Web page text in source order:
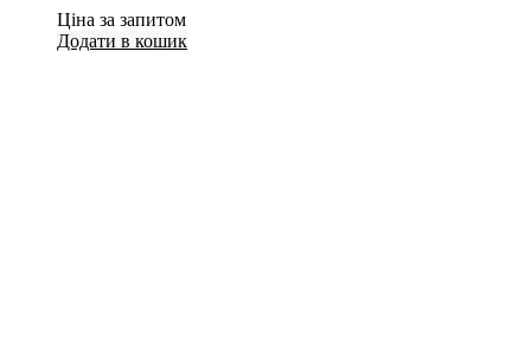
Ціна за запитом
Додати в кошик